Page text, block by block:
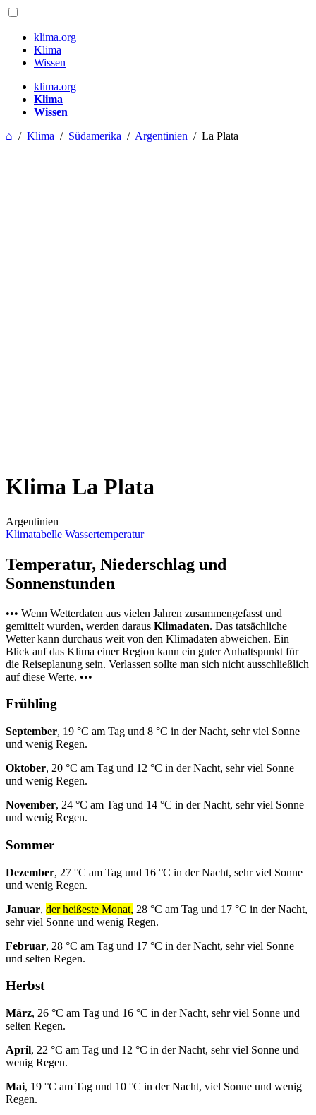
klima.org
Klima
Wissen
klima.org
Klima
Wissen
⌂ / Klima / Südamerika / Argentinien / La Plata
Klima La Plata
Argentinien
Klimatabelle Wassertemperatur
Temperatur, Niederschlag und
Sonnenstunden
••• Wenn Wetterdaten aus vielen Jahren zusammengefasst und
gemittelt wurden, werden daraus Klimadaten. Das tatsächliche
Wetter kann durchaus weit von den Klimadaten abweichen. Ein
Blick auf das Klima einer Region kann ein guter Anhaltspunkt für
die Reiseplanung sein. Verlassen sollte man sich nicht ausschließlich
auf diese Werte. •••
Frühling
September, 19 °C am Tag und 8 °C in der Nacht, sehr viel Sonne
und wenig Regen.
Oktober, 20 °C am Tag und 12 °C in der Nacht, sehr viel Sonne
und wenig Regen.
November, 24 °C am Tag und 14 °C in der Nacht, sehr viel Sonne
und wenig Regen.
Sommer
Dezember, 27 °C am Tag und 16 °C in der Nacht, sehr viel Sonne
und wenig Regen.
Januar, der heißeste Monat, 28 °C am Tag und 17 °C in der Nacht,
sehr viel Sonne und wenig Regen.
Februar, 28 °C am Tag und 17 °C in der Nacht, sehr viel Sonne
und selten Regen.
Herbst
März, 26 °C am Tag und 16 °C in der Nacht, sehr viel Sonne und
selten Regen.
April, 22 °C am Tag und 12 °C in der Nacht, sehr viel Sonne und
wenig Regen.
Mai, 19 °C am Tag und 10 °C in der Nacht, viel Sonne und wenig
Regen.